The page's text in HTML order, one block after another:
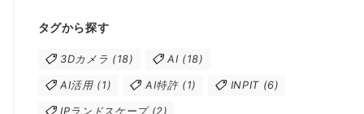
タグから探す
3Dカメラ (18) AI (18)
AI活用(1) AI特許(1) INPIT(6)
IPランドスケープ(2)